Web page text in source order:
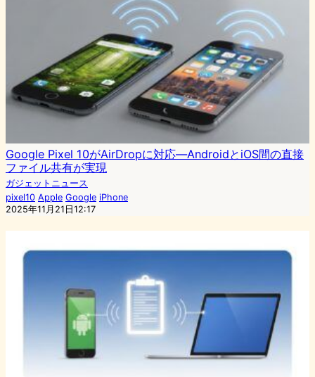
Google Pixel 10がAirDropに対応―AndroidとiOS間の直接
ファイル共有が実現
ガジェットニュース
pixel10 Apple Google iPhone
2025年11月21日12:17